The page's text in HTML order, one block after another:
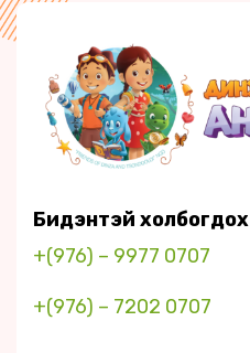
Бидэнтэй холбогдох
+(976) – 9977 0707
+(976) – 7202 0707